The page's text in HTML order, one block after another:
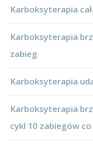
Karboksyterapia
Karboksyterapia
zabieg
Karboksyterapia
Karboksyterapia
cykl 10 zabiegów